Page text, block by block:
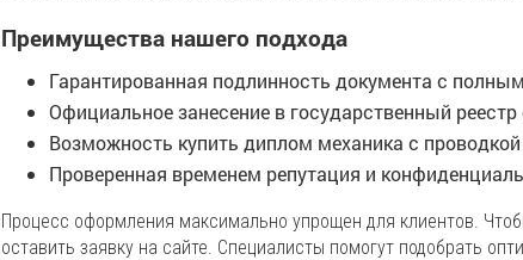
Преимущества нашего подхода
Гарантированная подлинность документа с
Официальное занесение в государственный
Возможность купить диплом механика с
Проверенная временем репутация и
Процесс оформления максимально упрощен для клиентов.
оставить заявку на сайте. Специалисты помогут подобрать